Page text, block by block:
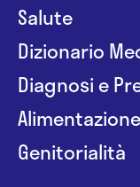
Salute
Dizionario
Diagnosi e
Alimentazione
Genitorialità